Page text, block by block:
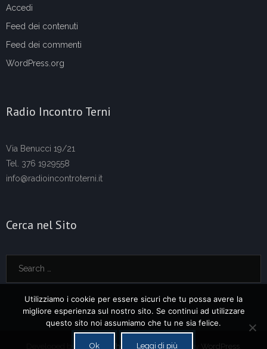
Accedi
Feed dei contenuti
Feed dei commenti
WordPress.org
Radio Incontro Terni
Via Benucci 19/21
Tel. 376 1929558
info@radioincontroterni.it
Cerca nel Sito
Think Up Themes Ltd. Powered by WordPress
Utilizziamo i cookie per essere sicuri che tu possa avere la
migliore esperienza sul nostro sito. Se continui ad utilizzare
questo sito noi assumiamo che tu ne sia felice.
Ok Leggi di più